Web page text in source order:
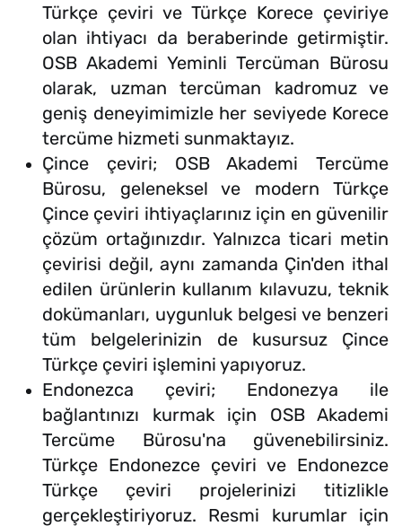
Türkçe çeviri ve Türkçe Korece çeviriye
olan ihtiyacı da beraberinde getirmiştir.
OSB Akademi Yeminli Tercüman Bürosu
olarak, uzman tercüman kadromuz ve
geniş deneyimimizle her seviyede Korece
tercüme hizmeti sunmaktayız.
Çince çeviri; OSB Akademi Tercüme
Bürosu, geleneksel ve modern Türkçe
Çince çeviri ihtiyaçlarınız için en güvenilir
çözüm ortağınızdır. Yalnızca ticari metin
çevirisi değil, aynı zamanda Çin'den ithal
edilen ürünlerin kullanım kılavuzu, teknik
dokümanları, uygunluk belgesi ve benzeri
tüm belgelerinizin de kusursuz Çince
Türkçe çeviri işlemini yapıyoruz.
Endonezca çeviri; Endonezya ile
bağlantınızı kurmak için OSB Akademi
Tercüme Bürosu'na güvenebilirsiniz.
Türkçe Endonezce çeviri ve Endonezce
Türkçe çeviri projelerinizi titizlikle
gerçekleştiriyoruz. Resmi kurumlar için